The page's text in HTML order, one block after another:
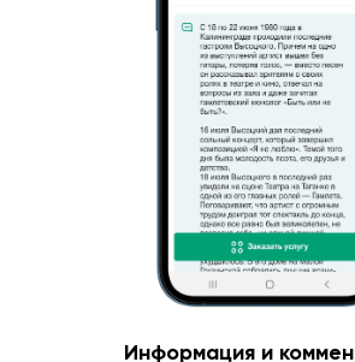
Информация и